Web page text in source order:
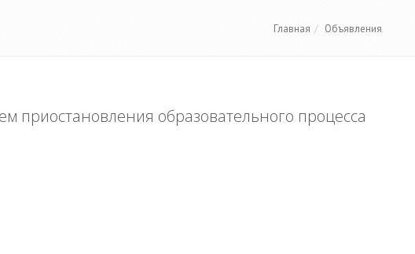
Главная Объявления
приостановления образовательного процесса